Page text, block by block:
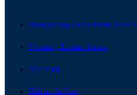
Βιοτεχνολογικά προϊόντα Alltech
Γενετική, Σπέρμα Semex
Διατροφή
Πλάκες Λείξεως